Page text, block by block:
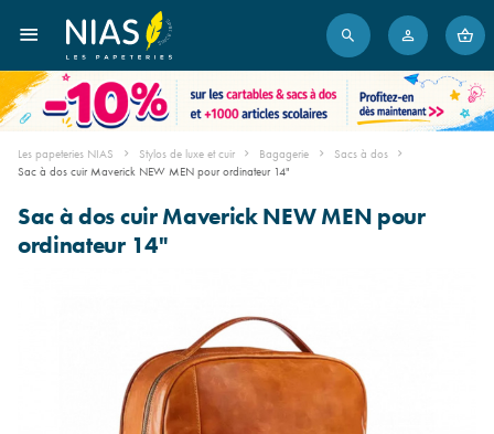
Les papeteries NIAS Stylos de luxe et cuir Bagagerie
Sacs à dos
Sac à dos cuir Maverick NEW MEN pour ordinateur 14"
Sac à dos cuir Maverick NEW MEN pour
ordinateur 14"